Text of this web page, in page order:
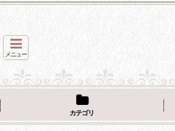
メニュー
カテゴリ